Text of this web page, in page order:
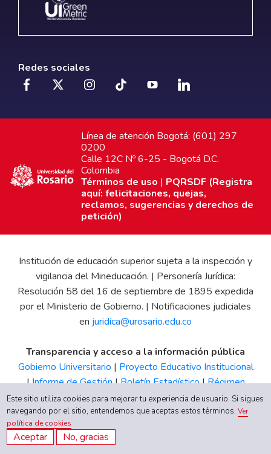
Redes sociales
Línea de atención Bogotá: (601) 297
0200
Calle 12C Nº 6-25 - Bogotá D.C.
Colombia
Términos de uso | PQRSDF (Registra
aquí: felicitaciones, quejas,
reclamos, sugerencias y derechos de
petición)
Institución de educación superior sujeta a la inspección y
vigilancia del Mineducación. | Personería Jurídica:
Resolución 58 del 16 de septiembre de 1895 expedida
por el Ministerio de Gobierno. | Notificaciones judiciales
en juridica@urosario.edu.co
Transparencia y acceso a la información pública
Gobierno Universitario | Proyecto Educativo Institucional
|Informe de Gestión|Boletín Estadístico|Régimen
Tributario|Estados Financieros |Código de Ética| Canal
de Integridad UR
Este sitio utiliza cookies para mejorar tu experiencia de usuario. Si sigues
navegando por el sitio, entendemos que aceptas estos términos.Ver
política de cookies
Aceptar No, gracias